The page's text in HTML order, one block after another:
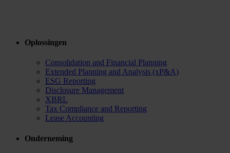
Oplossingen
Consolidation and Financial Planning
Extended Planning and Analysis (xP&A)
ESG Reporting
Disclosure Management
XBRL
Tax Compliance and Reporting
Lease Accounting
Onderneming